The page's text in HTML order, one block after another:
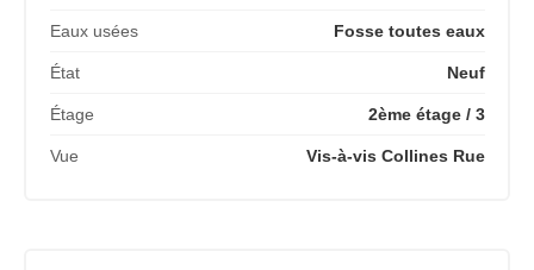
Eaux usées Fosse toutes eaux
État Neuf
Étage 2ème étage / 3
Vue Vis-à-vis Collines Rue